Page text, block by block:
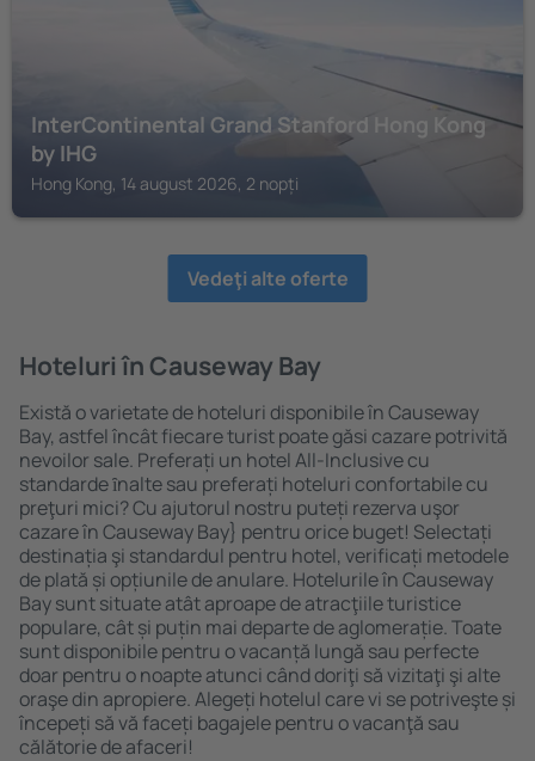
InterContinental Grand Stanford Hong Kong
by IHG
Hong Kong, 14 august 2026, 2 nopți
Vedeţi alte oferte
Hoteluri în Causeway Bay
Există o varietate de hoteluri disponibile în Causeway
Bay, astfel încât fiecare turist poate găsi cazare potrivită
nevoilor sale. Preferați un hotel All-Inclusive cu
standarde ȋnalte sau preferați hoteluri confortabile cu
preţuri mici? Cu ajutorul nostru puteți rezerva uşor
cazare în Causeway Bay} pentru orice buget! Selectați
destinația şi standardul pentru hotel, verificați metodele
de plată și opțiunile de anulare. Hotelurile în Causeway
Bay sunt situate atât aproape de atracţiile turistice
populare, cât și puțin mai departe de aglomerație. Toate
sunt disponibile pentru o vacanță lungă sau perfecte
doar pentru o noapte atunci când doriţi să vizitaţi şi alte
oraşe din apropiere. Alegeți hotelul care vi se potriveşte și
începeți să vă faceți bagajele pentru o vacanţă sau
călătorie de afaceri!